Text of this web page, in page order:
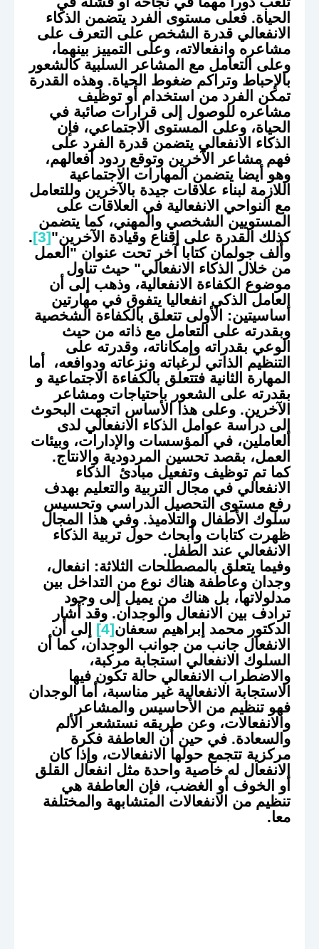
الحياة. فعلى مستوى الفرد يتضمن الذكاء
الانفعالي قدرة الشخص على التعرف على
مشاعره وانفعالاته، وعلى التمييز بينهما،
وعلى التعامل مع المشاعر السلبية كالشعور
بالإحباط وتراكم ضغوط الحياة. وهذه القدرة
تمكن الفرد من استخدام أو توظيف
مشاعره للوصول إلى قرارات صائبة في
الحياة، وعلى المستوى الاجتماعي، فإن
الذكاء الانفعالي يتضمن قدرة الفرد على
فهم مشاعر الآخرين وتوقع ردود أفعالهم،
وهو أيضا يتضمن المهارات الاجتماعية
اللازمة لبناء علاقات جيدة بالآخرين وللتعامل
مع النواحي الانفعالية في العلاقات على
المستويين الشخصي والمهني، كما يتضمن
كذلك القدرة على إقناع وقيادة الآخرين"[3]
.
وألف جولمان كتابا آخر تحت عنوان "العمل
من خلال الذكاء الانفعالي" حيث تناول
موضوع الكفاءة الانفعالية، وذهب إلى أن
العامل الذكي انفعاليا يتفوق في مهارتين
أساسيتين: الأولى تتعلق بالكفاءة الشخصية
وبقدرته على التعامل مع ذاته من حيث
الوعي بقدراته وإمكاناته، وقدرته على
التنظيم الذاتي لرغباته ونزعاته ودوافعه، أما
المهارة الثانية فتتعلق بالكفاءة الاجتماعية و
بقدرته على الشعور باحتياجات ومشاعر
الآخرين. وعلى هذا الأساس اتجهت البحوث
إلى دراسة عوامل الذكاء الانفعالي لدى
العاملين، في المؤسسات والإدارات، وبيئات
العمل، بقصد تحسين المردودية والانتاج.
كما تم توظيف وتفعيل مبادئ الذكاء
الانفعالي في مجال التربية والتعليم بهدف
رفع مستوى التحصيل الدراسي وتحسيس
سلوك الأطفال والتلاميذ. وفي هذا المجال
ظهرت كتابات وأبحاث حول تربية الذكاء
الانفعالي عند الطفل.
وفيما يتعلق بالمصطلحات الثلاثة: انفعال،
وجدان وعاطفة هناك نوع من التداخل بين
مدلولاتها، بل هناك من يميل إلى وجود
ترادف بين الانفعال والوجدان. وقد أشار
الدكتور محمد إبراهيم سعفان[4]
إلى أن
الانفعال جانب من جوانب الوجدان، كما أن
السلوك الانفعالي استجابة مركبة،
والاضطراب الانفعالي حالة تكون فيها
الاستجابة الانفعالية غير مناسبة، أما الوجدان
فهو تنظيم من الأحاسيس والمشاعر
والانفعالات، وعن طريقه نستشعر الألم
والسعادة. في حين أن العاطفة فكرة
مركزية تتجمع حولها الانفعالات، وإذا كان
الانفعال له خاصية واحدة مثل انفعال القلق
أو الخوف أو الغضب، فإن العاطفة هي
تنظيم من الانفعالات المتشابهة والمختلفة
معا.